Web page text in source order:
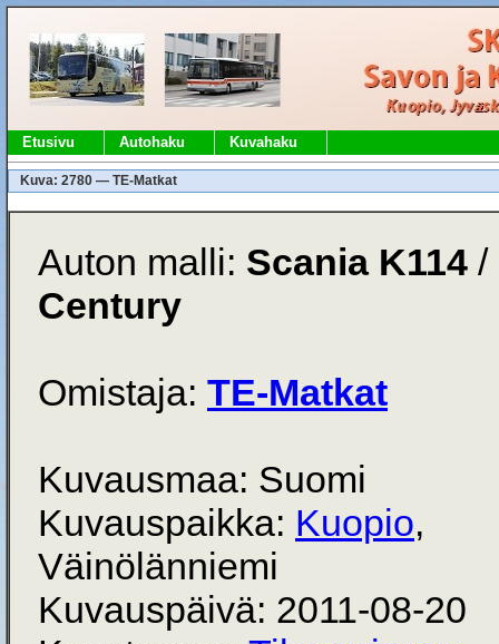
Etusivu Autohaku Kuvahaku
Kuva: 2780 — TE-Matkat
Auton malli: Scania K114 /
Century
Omistaja: TE-Matkat
Kuvausmaa: Suomi
Kuvauspaikka: Kuopio,
Väinölänniemi
Kuvauspäivä: 2011-08-20